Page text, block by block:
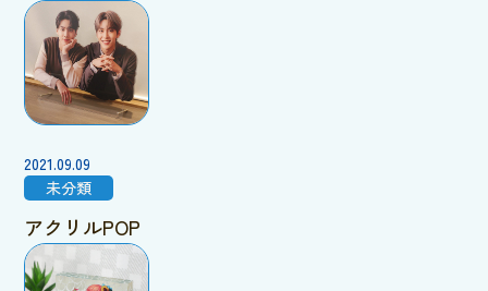
2021.09.09
未分類
アクリルPOP